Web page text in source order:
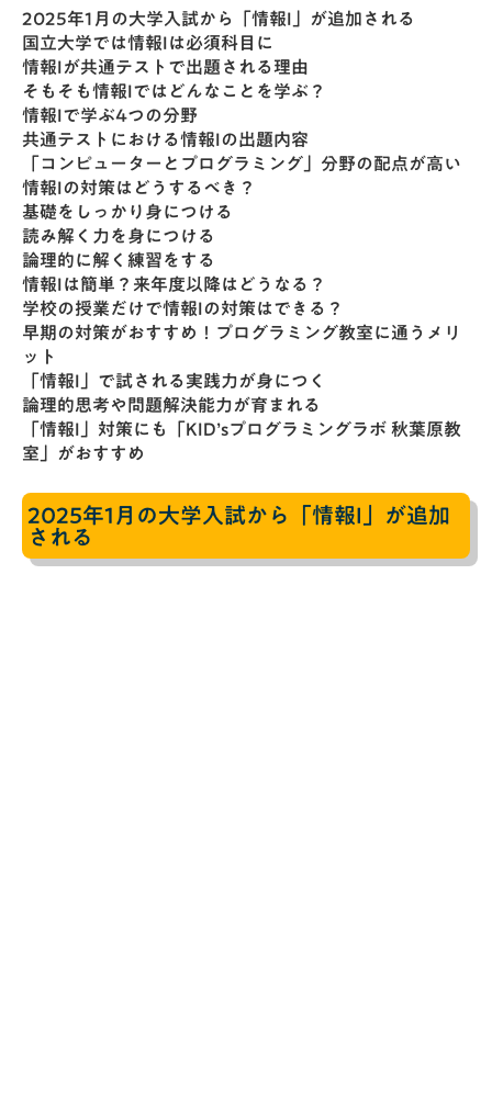
2025年1月の大学入試から「情報I」が追加される
国立大学では情報Iは必須科目に
情報Iが共通テストで出題される理由
そもそも情報Iではどんなことを学ぶ？
情報Iで学ぶ4つの分野
共通テストにおける情報Iの出題内容
「コンピューターとプログラミング」分野の配点が高い
情報Iの対策はどうするべき？
基礎をしっかり身につける
読み解く力を身につける
論理的に解く練習をする
情報Iは簡単？来年度以降はどうなる？
学校の授業だけで情報Iの対策はできる？
早期の対策がおすすめ！プログラミング教室に通うメリ
ット
「情報I」で試される実践力が身につく
論理的思考や問題解決能力が育まれる
「情報I」対策にも「KID’sプログラミングラボ 秋葉原教
室」がおすすめ
2025年1月の大学入試から「情報I」が追加
される